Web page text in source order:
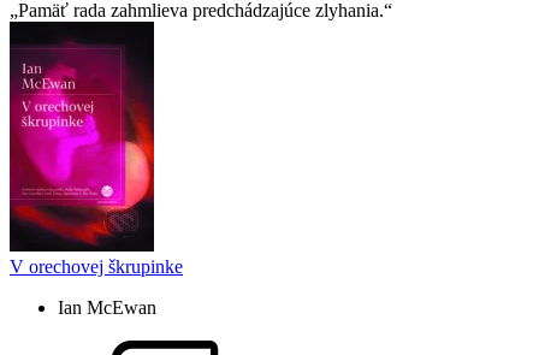
Pamäť rada zahmlieva predchádzajúce zlyhania.
V orechovej škrupinke
Ian McEwan